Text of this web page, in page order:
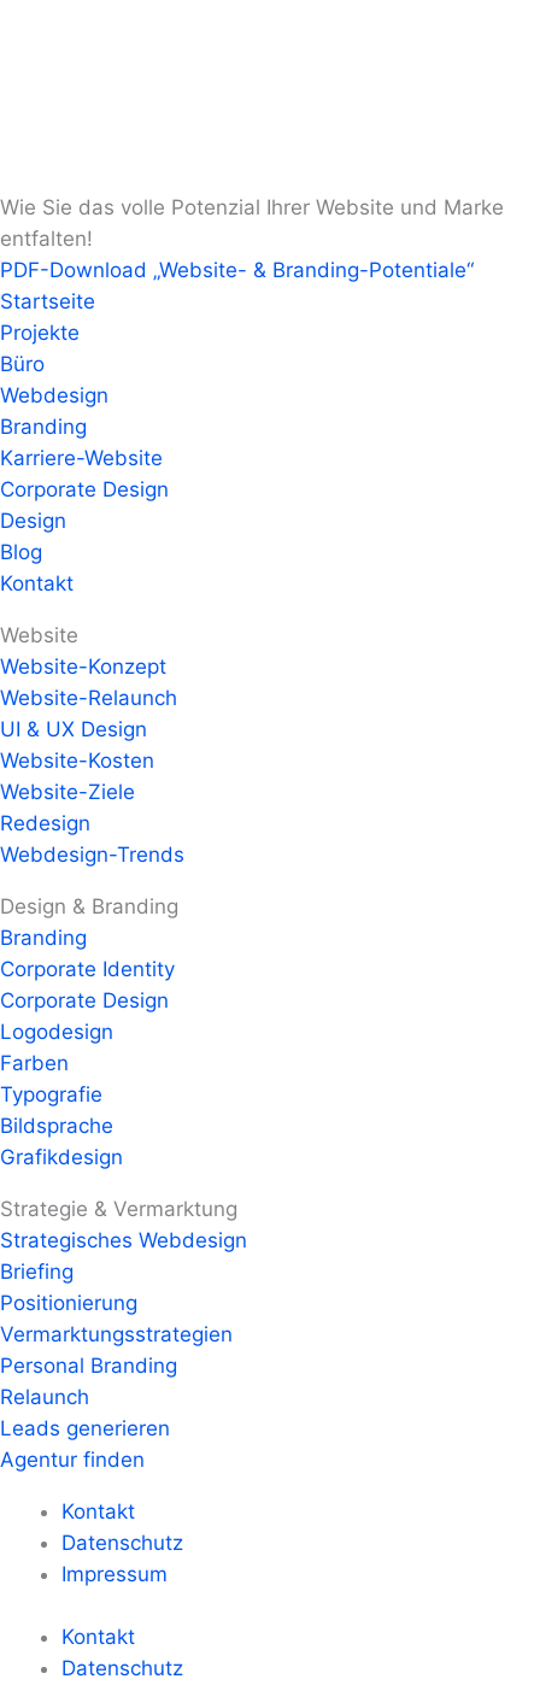
Wie Sie das volle Potenzial Ihrer Website und Marke
entfalten!
PDF-Download „Website- & Branding-Potentiale“
Startseite
Projekte
Büro
Webdesign
Branding
Karriere-Website
Corporate Design
Design
Blog
Kontakt
Website
Website-Konzept
Website-Relaunch
UI & UX Design
Website-Kosten
Website-Ziele
Redesign
Webdesign-Trends
Design & Branding
Branding
Corporate Identity
Corporate Design
Logodesign
Farben
Typografie
Bildsprache
Grafikdesign
Strategie & Vermarktung
Strategisches Webdesign
Briefing
Positionierung
Vermarktungsstrategien
Personal Branding
Relaunch
Leads generieren
Agentur finden
Kontakt
Datenschutz
Impressum
Kontakt
Datenschutz